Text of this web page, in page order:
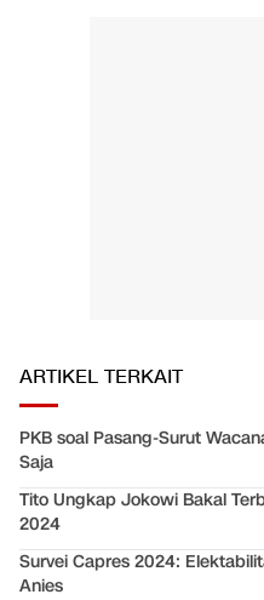
ARTIKEL TERKAIT
PKB soal Pasang-Surut
Saja
Tito Ungkap Jokowi Bakal
2024
Survei Capres 2024:
Anies